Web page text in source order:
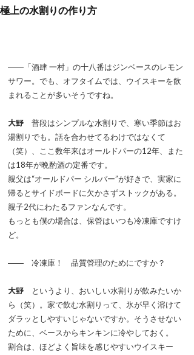
極上の水割りの作り方
――「酒肆 一村」の十八番はジンベースのレモン
サワー。でも、オフタイムでは、ウイスキーを飲
まれることが多いそうですね。
大野 普段はシンプルな水割りで、寒い季節はお
湯割りでも。話を合わせてるわけではなくて
（笑）、ここ数年来はオールドパーの12年、また
は18年が晩酌酒の定番です。
親父は“オールドパー シルバー”が好きで、実家に
帰るとサイドボードに欠かさずストックがある。
親子2代にわたるファンなんです。
もっとも僕の場合は、保管はいつも冷凍庫ですけ
ど。
―― 冷凍庫！ 品質管理のためにですか？
大野
というより、おいしい水割りが飲みたいか
ら（笑）。家で飲む水割りって、氷が早く溶けて
ダラッとしやすいじゃないですか。そうさせない
ために、ベースからキンキンに冷やしておく。
割合は、ほどよく旨味を感じやすいウイスキー